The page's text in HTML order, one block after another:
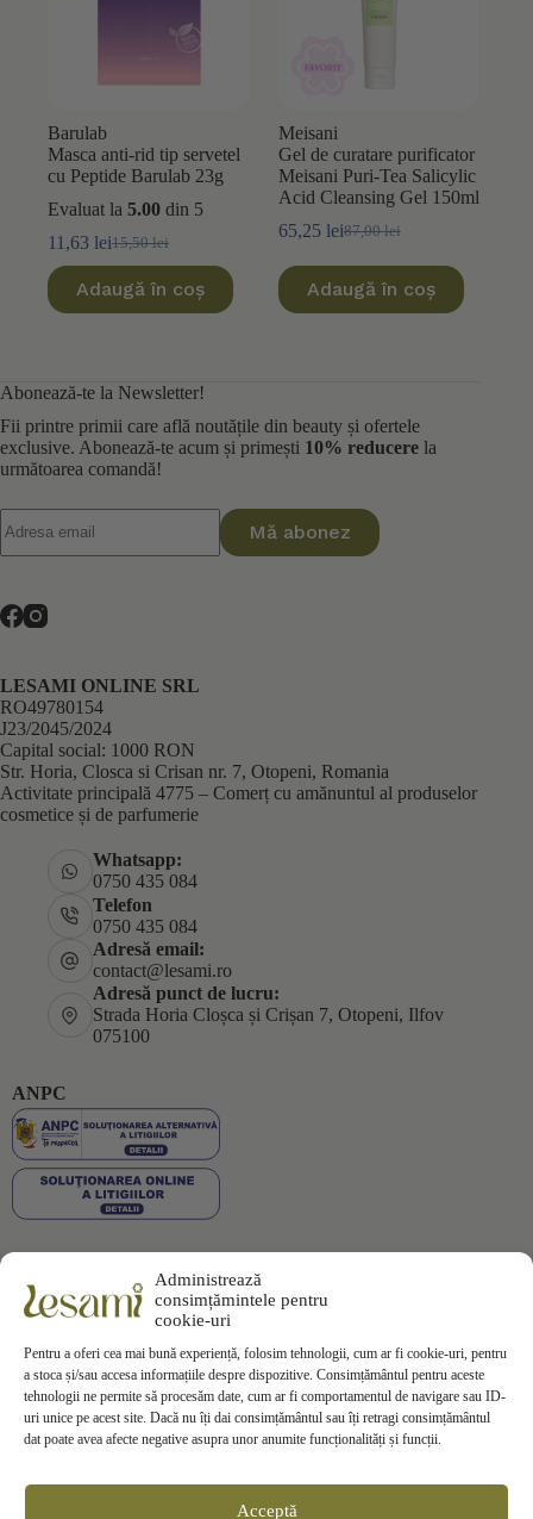
Barulab
Masca anti-rid tip servetel
cu Peptide Barulab 23g
Evaluat la 5.00 din 5
15,50lei
Prețul
a
fost:
11,63 leiPrețul
este:
11,63 lei.
Adaugă în coș
Meisani
Gel de curatare purificator
Meisani Puri-Tea Salicylic
Acid Cleansing Gel 150ml
87,00lei
Prețul
inițial
a
fost:
65,25 leiPrețul
curent
este:
65,25 lei.
Adaugă în coș
Abonează-te la Newsletter!
Fii printre primii care află noutățile din beauty și ofertele
exclusive. Abonează-te acum și primești 10% reducere la
următoarea comandă!
Mă abonez
LESAMI ONLINE SRL
RO49780154
J23/2045/2024
Capital social: 1000 RON
Str. Horia, Closca si Crisan nr. 7, Otopeni, Romania
Activitate principală 4775 – Comerț cu amănuntul al produselor
cosmetice și de parfumerie
Whatsapp:
0750 435 084
Telefon
0750 435 084
Adresă email:
contact@lesami.ro
Adresă punct de lucru:
Strada Horia Cloșca și Crișan 7, Otopeni, Ilfov
075100
ANPC
Plata securizată
Informații
Administrează
consimțămintele pentru
cookie-uri
Pentru a oferi cea mai bună experiență, folosim tehnologii, cum ar fi cookie-uri, pentru
a stoca și/sau accesa informațiile despre dispozitive. Consimțământul pentru aceste
tehnologii ne permite să procesăm date, cum ar fi comportamentul de navigare sau ID-
uri unice pe acest site. Dacă nu îți dai consimțământul sau îți retragi consimțământul
dat poate avea afecte negative asupra unor anumite funcționalități și funcții.
Acceptă